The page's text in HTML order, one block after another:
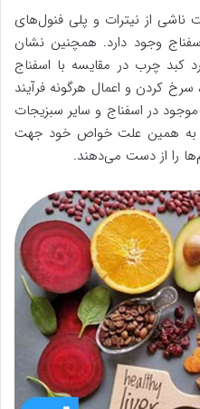
ناشی از نیترات و پلی فنول‌های
وجود دارد. همچنین نشان
کبد چرب در مقایسه با اسفناج
سرخ کردن و اعمال هرگونه فرآیند
در اسفناج و سایر سبزیجات
به همین علت خواص خود جهت
را از دست می‌دهند.